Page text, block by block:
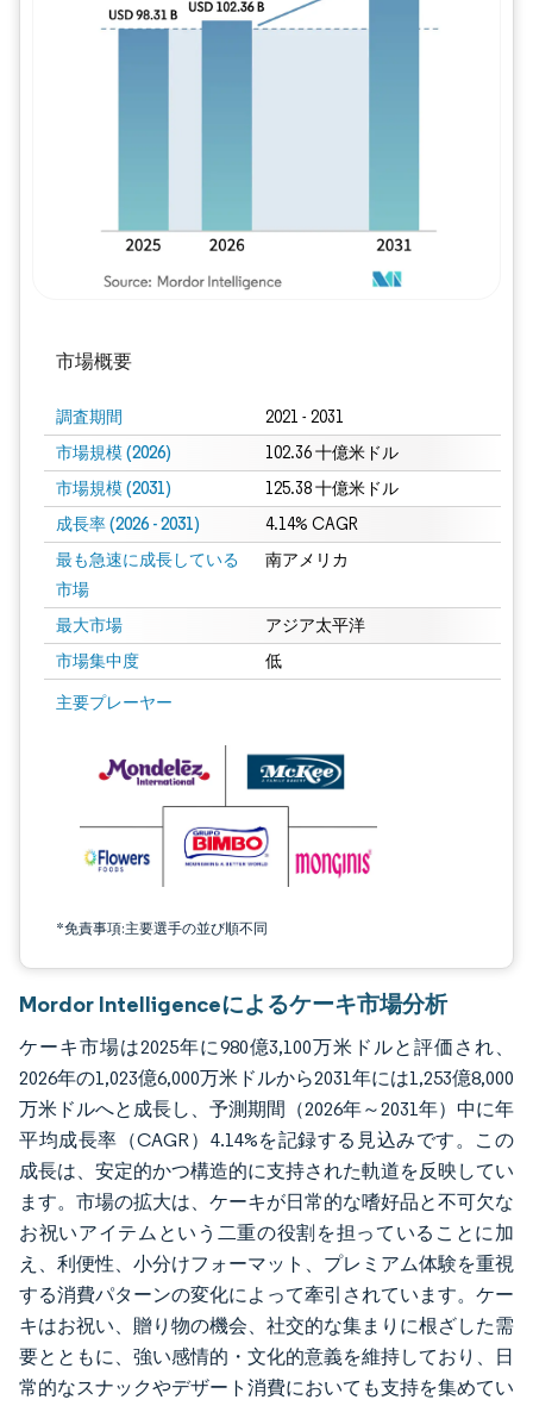
市場概要
調査期間 2021 - 2031
市場規模 (2026) 102.36 十億米ドル
市場規模 (2031) 125.38 十億米ドル
成長率 (2026 - 2031) 4.14% CAGR
最も急速に成長している
市場
南アメリカ
最大市場 アジア太平洋
市場集中度 低
主要プレーヤー
*免責事項:主要選手の並び順不同
画像 © Mordor Intelligence。再利用にはCC BY 4.0の表示が必要です。
Mordor Intelligenceによるケーキ市場分析
ケーキ市場は2025年に980億3,100万米ドルと評価され、
2026年の1,023億6,000万米ドルから2031年には1,253億8,000
万米ドルへと成長し、予測期間（2026年～2031年）中に年
平均成長率（CAGR）4.14%を記録する見込みです。この
成長は、安定的かつ構造的に支持された軌道を反映してい
ます。市場の拡大は、ケーキが日常的な嗜好品と不可欠な
お祝いアイテムという二重の役割を担っていることに加
え、利便性、小分けフォーマット、プレミアム体験を重視
する消費パターンの変化によって牽引されています。ケー
キはお祝い、贈り物の機会、社交的な集まりに根ざした需
要とともに、強い感情的・文化的意義を維持しており、日
常的なスナックやデザート消費においても支持を集めてい